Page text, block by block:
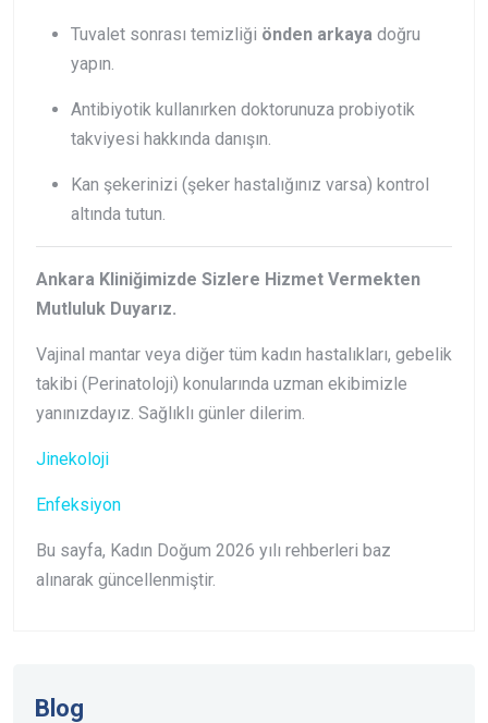
Tuvalet sonrası temizliği önden arkaya doğru
yapın.
Antibiyotik kullanırken doktorunuza probiyotik
takviyesi hakkında danışın.
Kan şekerinizi (şeker hastalığınız varsa) kontrol
altında tutun.
Ankara Kliniğimizde Sizlere Hizmet Vermekten
Mutluluk Duyarız.
Vajinal mantar veya diğer tüm kadın hastalıkları, gebelik
takibi (Perinatoloji) konularında uzman ekibimizle
yanınızdayız. Sağlıklı günler dilerim.
Jinekoloji
Enfeksiyon
Bu sayfa, Kadın Doğum 2026 yılı rehberleri baz
alınarak güncellenmiştir.
Blog